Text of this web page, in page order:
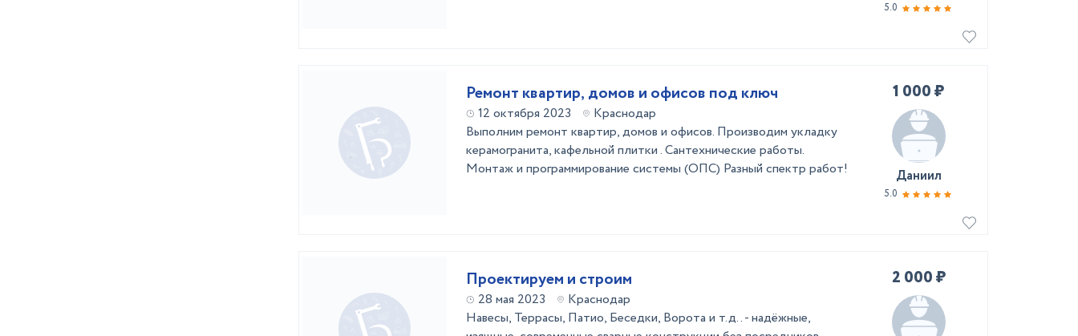
5.0
Ремонт квартир, домов и офисов под ключ
12 октября 2023
Краснодар
Выполним ремонт квартир, домов и офисов. Производим укладку
керамогранита, кафельной плитки . Сантехнические работы.
Монтаж и программирование системы (ОПС) Разный спектр работ!
1 000 ₽
Даниил
5.0
Проектируем и строим
28 мая 2023
Краснодар
Навесы, Террасы, Патио, Беседки, Ворота и т.д.. - надёжные,
2 000 ₽